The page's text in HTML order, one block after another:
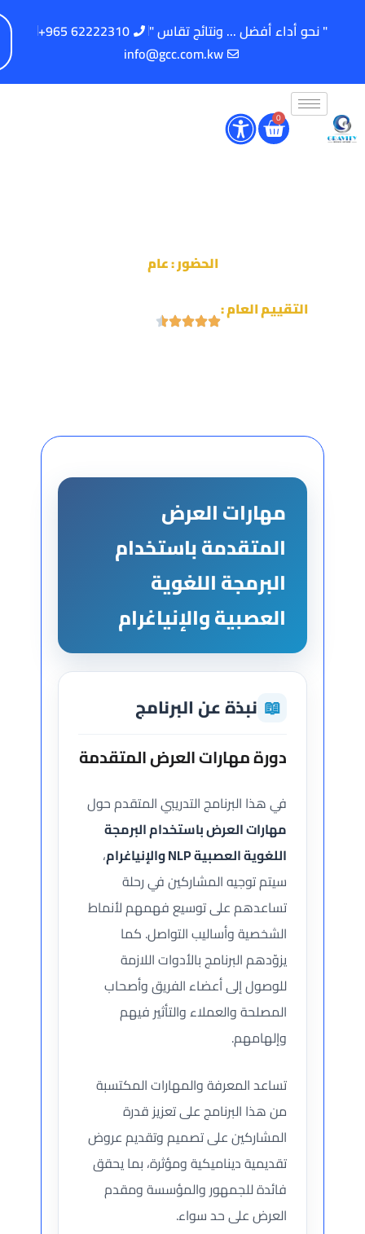
" نحو أداء أفضل ... ونتائج تقاس "
62222310 965+
info@gcc.com.kw
0
الحضور : عام
التقييم العام :
مهارات العرض
المتقدمة باستخدام
البرمجة اللغوية
العصبية والإنياغرام
📖 نبذة عن البرنامج
دورة مهارات العرض المتقدمة
في هذا البرنامج التدريبي المتقدم حول
مهارات العرض باستخدام البرمجة
اللغوية العصبية NLP والإنياغرام
،
سيتم توجيه المشاركين في رحلة
تساعدهم على توسيع فهمهم لأنماط
الشخصية وأساليب التواصل. كما
يزوّدهم البرنامج بالأدوات اللازمة
للوصول إلى أعضاء الفريق وأصحاب
المصلحة والعملاء والتأثير فيهم
وإلهامهم.
تساعد المعرفة والمهارات المكتسبة
من هذا البرنامج على تعزيز قدرة
المشاركين على تصميم وتقديم عروض
تقديمية ديناميكية ومؤثرة، بما يحقق
فائدة للجمهور والمؤسسة ومقدم
العرض على حد سواء.